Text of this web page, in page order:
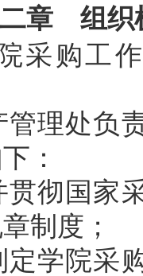
章 组织
采购工作
理处负
：
国家采
制度；
院采购